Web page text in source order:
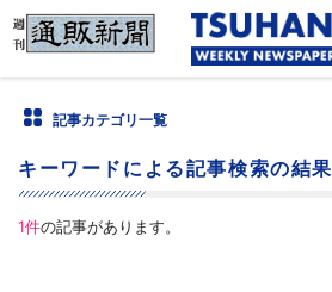
記事カテゴリ一覧
キーワードによる記事検索の結果
1件の記事があります。